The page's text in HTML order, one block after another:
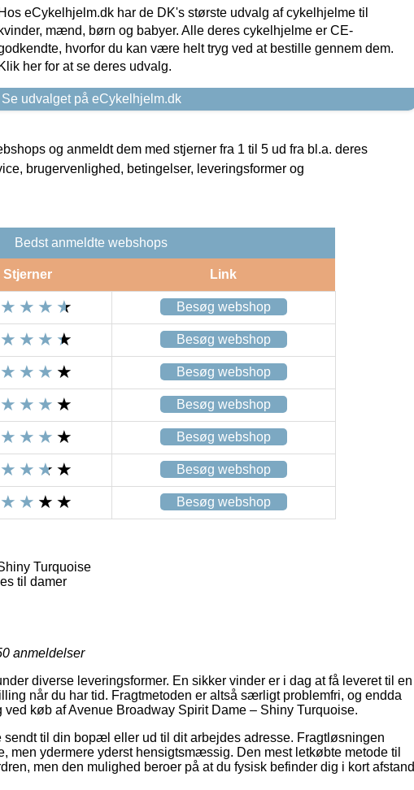
Hos eCykelhjelm.dk har de DK's største udvalg af cykelhjelme til
kvinder, mænd, børn og babyer. Alle deres cykelhjelme er CE-
hvorfor du kan være helt tryg ved at bestille gennem dem.
Klik her for at se deres udvalg.
Se udvalget på eCykelhjelm.dk
og anmeldt dem med stjerner fra 1 til 5 ud fra bl.a. deres
brugervenlighed, betingelser, leveringsformer og
Bedst anmeldte webshops
Stjerner Link
Besøg webshop
Besøg webshop
Besøg webshop
Besøg webshop
Besøg webshop
Besøg webshop
Besøg webshop
Turquoise
til damer
anmeldelser
diverse leveringsformer. En sikker vinder er i dag at få leveret til en
når du har tid. Fragtmetoden er altså særligt problemfri, og endda
køb af Avenue Broadway Spirit Dame – Shiny Turquoise.
til din bopæl eller ud til dit arbejdes adresse. Fragtløsningen
men ydermere yderst hensigtsmæssig. Den mest letkøbte metode til
men den mulighed beroer på at du fysisk befinder dig i kort afstand